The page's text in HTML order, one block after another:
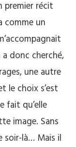
premier récit
comme un
donc cherché,
une autre
le choix s’est
fait qu’elle
image. Sans
soir-là… Mais il